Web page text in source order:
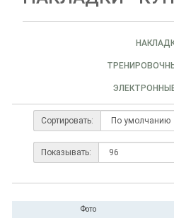
Сортировать:
Показывать:
Фото